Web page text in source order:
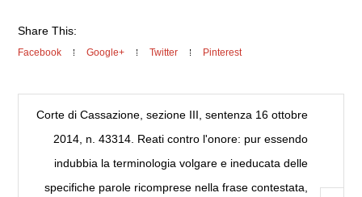
Share This:
Facebook Google+ Twitter Pinterest
Corte di Cassazione, sezione III, sentenza 16 ottobre
2014, n. 43314. Reati contro l'onore: pur essendo
indubbia la terminologia volgare e ineducata delle
specifiche parole ricomprese nella frase contestata,